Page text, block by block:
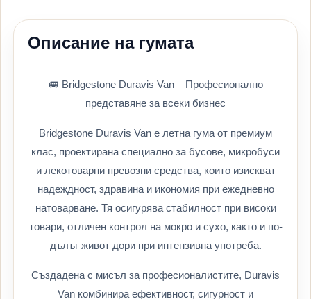
Описание на гумата
🚐 Bridgestone Duravis Van – Професионално
представяне за всеки бизнес
Bridgestone Duravis Van е летна гума от премиум
клас, проектирана специално за бусове, микробуси
и лекотоварни превозни средства, които изискват
надеждност, здравина и икономия при ежедневно
натоварване. Тя осигурява стабилност при високи
товари, отличен контрол на мокро и сухо, както и по-
дълъг живот дори при интензивна употреба.
Създадена с мисъл за професионалистите, Duravis
Van комбинира ефективност, сигурност и